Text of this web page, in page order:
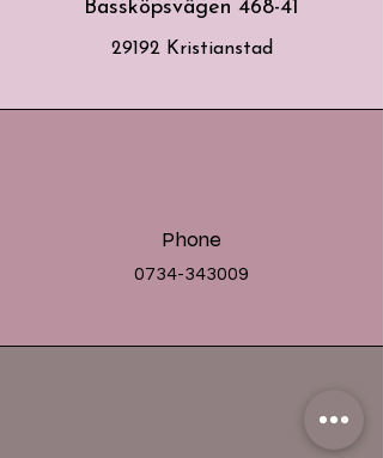
Bassköpsvägen 468-41
29192 Kristianstad
Phone
0734-343009